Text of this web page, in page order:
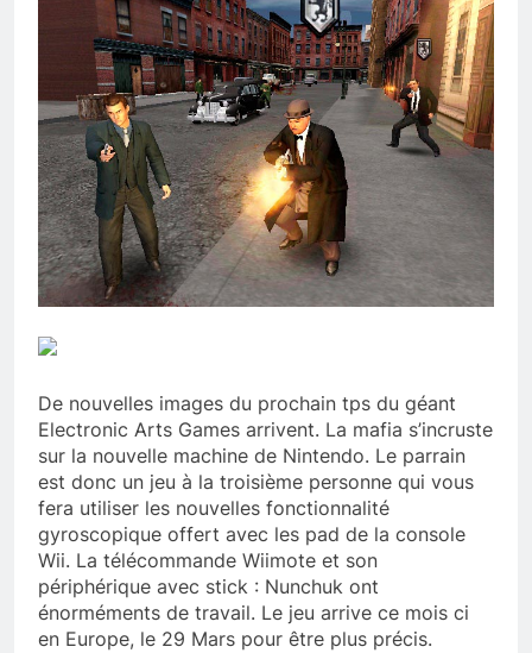
De nouvelles images du prochain tps du géant
Electronic Arts Games arrivent. La mafia s’incruste
sur la nouvelle machine de Nintendo. Le parrain
est donc un jeu à la troisième personne qui vous
fera utiliser les nouvelles fonctionnalité
gyroscopique offert avec les pad de la console
Wii. La télécommande Wiimote et son
périphérique avec stick : Nunchuk ont
énorméments de travail. Le jeu arrive ce mois ci
en Europe, le 29 Mars pour être plus précis.